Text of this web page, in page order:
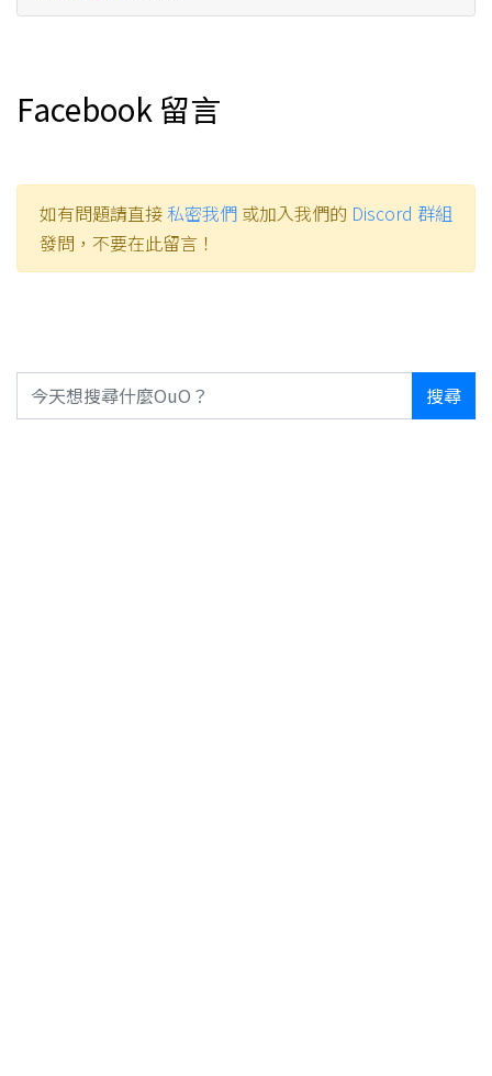
Facebook 留言
如有問題請直接私密我們 或加入我們的 Discord 群組
發問，不要在此留言！
搜尋